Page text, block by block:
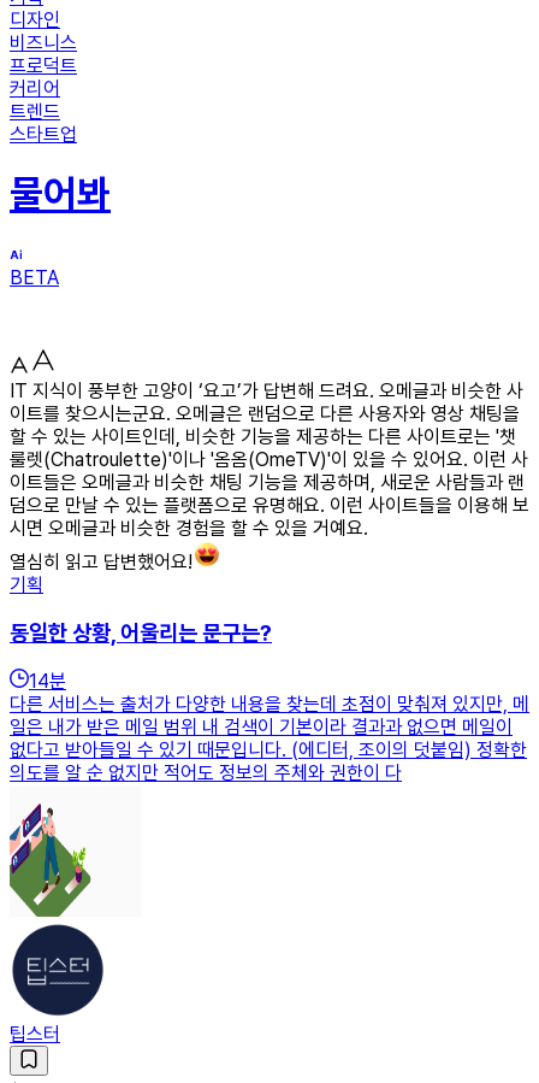
디자인
비즈니스
프로덕트
커리어
트렌드
스타트업
물어봐
BETA
IT 지식이 풍부한 고양이 ‘요고’가 답변해 드려요. 오메글과 비슷한 사
이트를 찾으시는군요. 오메글은 랜덤으로 다른 사용자와 영상 채팅을
할 수 있는 사이트인데, 비슷한 기능을 제공하는 다른 사이트로는 '챗
룰렛(Chatroulette)'이나 '옴옴(OmeTV)'이 있을 수 있어요. 이런 사
이트들은 오메글과 비슷한 채팅 기능을 제공하며, 새로운 사람들과 랜
덤으로 만날 수 있는 플랫폼으로 유명해요. 이런 사이트들을 이용해 보
시면 오메글과 비슷한 경험을 할 수 있을 거예요.
열심히 읽고 답변했어요!
기획
동일한 상황, 어울리는 문구는?
14분
다른 서비스는 출처가 다양한 내용을 찾는데 초점이 맞춰져 있지만, 메
일은 내가 받은 메일 범위 내 검색이 기본이라 결과과 없으면 메일이
없다고 받아들일 수 있기 때문입니다. (에디터, 조이의 덧붙임) 정확한
의도를 알 순 없지만 적어도 정보의 주체와 권한이 다
팁스터